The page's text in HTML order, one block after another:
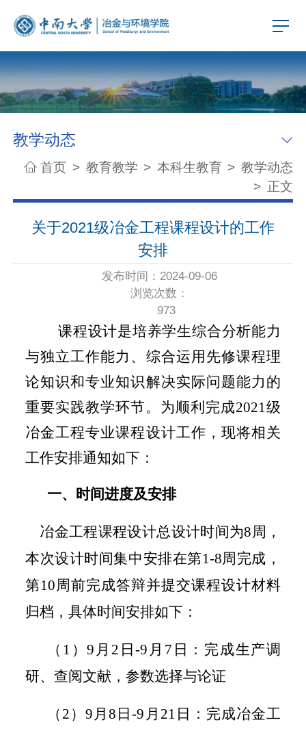
教学动态
首页 > 教育教学 > 本科生教育 > 教学动态
> 正文
关于2021级冶金工程课程设计的工作
安排
发布时间：2024-09-06
浏览次数：
973
课程设计是培养学生综合分析能力
与独立工作能力、综合运用先修课程理
论知识和专业知识解决实际问题能力的
重要实践教学环节。为顺利完成2021级
冶金工程专业课程设计工作，现将相关
工作安排通知如下：
一、时间进度及安排
冶金工程课程设计总设计时间为8周，
本次设计时间集中安排在第1-8周完成，
第10周前完成答辩并提交课程设计材料
归档 ，具体时间安排如下：
（ 1 ）9 月 2 日-9 月 7 日：完成生产调
研、查阅文献，参数选择与论证
（2）9 月8 日-9 月 21 日：完成冶金工